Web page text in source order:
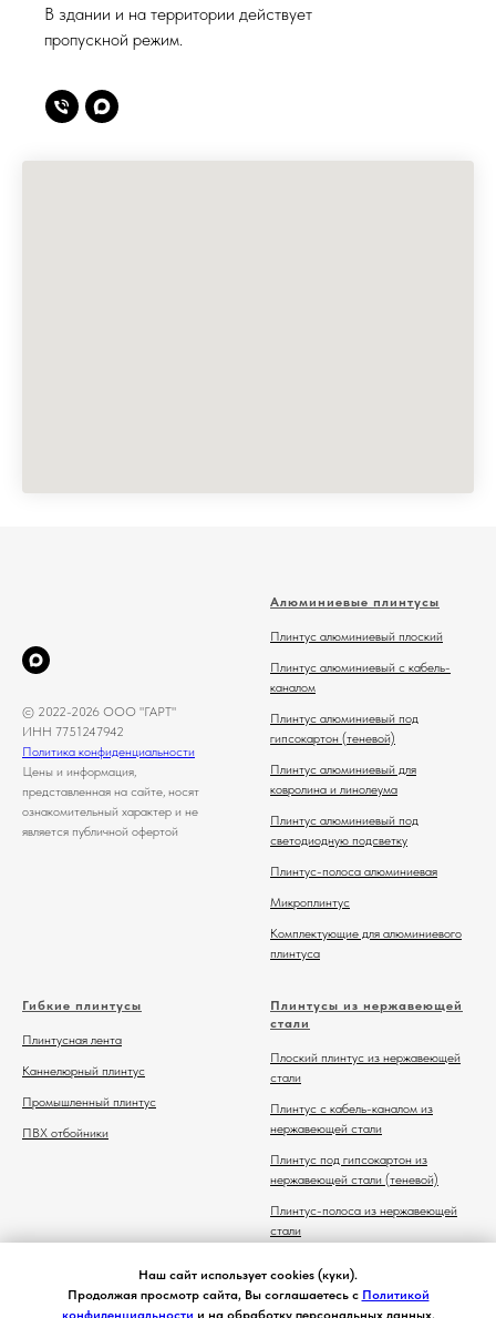
Наш сайт использует cookies (куки).
Продолжая просмотр сайта, Вы соглашаетесь с Политикой
В здании и на территории действует
пропускной режим.
© 2022-2026 ООО "ГАРТ"
ИНН 7751247942
Политика конфиденциальности
Цены и информация,
представленная на сайте, носят
ознакомительный характер и не
является публичной офертой
Алюминиевые плинтусы
Плинтус алюминиевый плоский
Плинтус алюминиевый с кабель-
каналом
Плинтус алюминиевый под
гипсокартон (теневой)
Плинтус алюминиевый для
ковролина и линолеума
Плинтус алюминиевый под
светодиодную подсветку
Плинтус-полоса алюминиевая
Микроплинтус
Комплектующие для алюминиевого
плинтуса
Гибкие плинтусы
Плинтусная лента
Каннелюрный плинтус
Промышленный плинтус
ПВХ отбойники
Плинтусы из нержавеющей
стали
Плоский плинтус из нержавеющей
стали
Плинтус с кабель-каналом из
нержавеющей стали
Плинтус под гипсокартон из
нержавеющей стали (теневой)
Плинтус-полоса из нержавеющей
стали
нержавеющей стали